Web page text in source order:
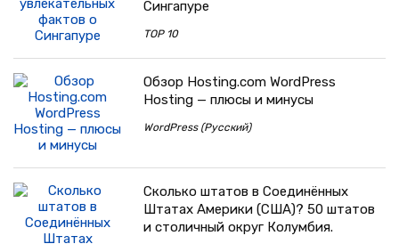
Сингапуре
TOP 10
Обзор Hosting.com WordPress
Hosting — плюсы и минусы
WordPress (Русский)
Сколько штатов в Соединённых
Штатах Америки (США)? 50 штатов
и столичный округ Колумбия.